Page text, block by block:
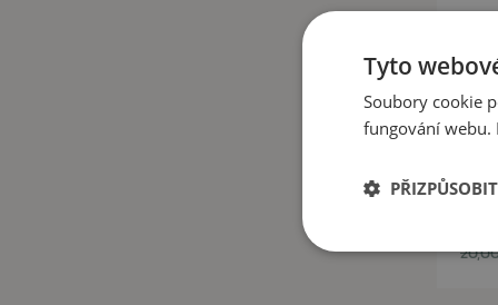
Tyto
Soubory cookie
fungování webu.
PŘIZPŮSOBIT